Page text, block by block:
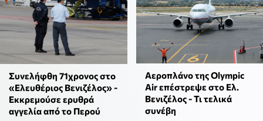
Συνελήφθη 71χρονος στο
«Ελευθέριος Βενιζέλος» -
Εκκρεμούσε ερυθρά
αγγελία από το Περού
Αεροπλάνο της Olympic
Air επέστρεψε στο Ελ.
Βενιζέλος - Τι τελικά
συνέβη